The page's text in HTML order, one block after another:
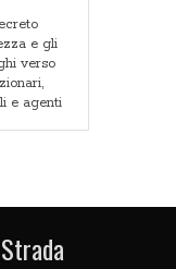
e gli
verso
e agenti